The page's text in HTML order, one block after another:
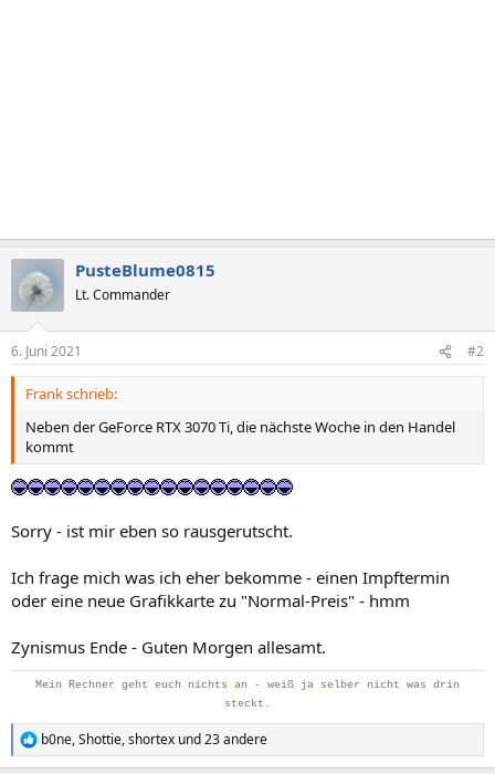
PusteBlume0815
Lt. Commander
6. Juni 2021 #2
Frank schrieb:
Neben der GeForce RTX 3070 Ti, die nächste Woche in den Handel
kommt
Sorry - ist mir eben so rausgerutscht.
Ich frage mich was ich eher bekomme - einen Impftermin
oder eine neue Grafikkarte zu "Normal-Preis" - hmm
Zynismus Ende - Guten Morgen allesamt.
Mein Rechner geht euch nichts an - weiß ja selber nicht was drin
steckt.
R
e
b0ne,Shottie,shortex und 23 andere